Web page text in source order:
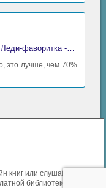
Дикарь королевских кровей. Книга 2. Леди-фаворитка - Анна Сергеевна Гаврилова
это лучше, чем 70%
книг или слушайте
библиотеке.